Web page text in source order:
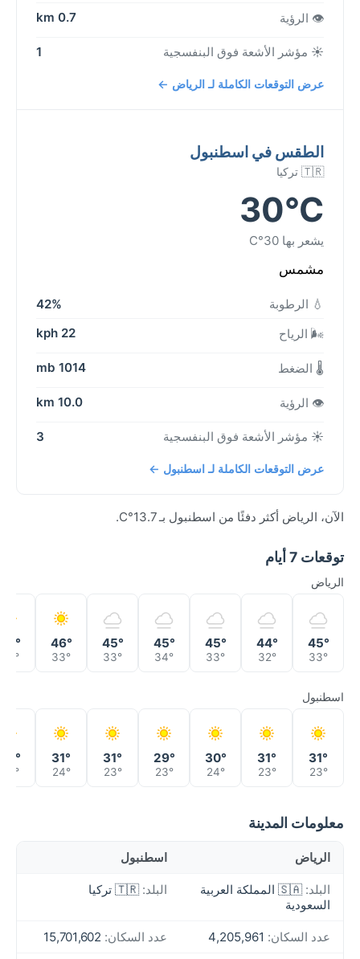
👁️ الرؤية 0.7 km
☀️ مؤشر الأشعة فوق البنفسجية 1
عرض التوقعات الكاملة لـ الرياض ←
الطقس في اسطنبول
🇹🇷 تركيا
30°C
يشعر بها 30°C
مشمس
💧 الرطوبة
42%
🌬️ الرياح
22 kph
🌡️ الضغط 1014 mb
👁️ الرؤية 10.0 km
☀️ مؤشر الأشعة فوق البنفسجية 3
عرض التوقعات الكاملة لـ اسطنبول ←
الآن، الرياض أكثر دفئًا من اسطنبول بـ 13.7°C.
توقعات 7 أيام
الرياض
45°
33°
44°
32°
45°
33°
45°
34°
45°
33°
46°
33°
33°
اسطنبول
31°
23°
31°
23°
30°
24°
29°
23°
31°
23°
31°
24°
24°
معلومات المدينة
الرياض اسطنبول
البلد:
🇸🇦 المملكة العربية
السعودية
البلد: 🇹🇷 تركيا
عدد السكان: عدد السكان: